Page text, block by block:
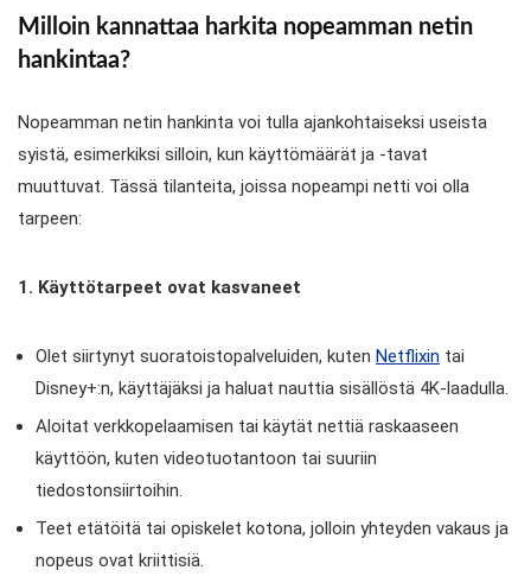
Milloin kannattaa harkita nopeamman netin
hankintaa?
Nopeamman netin hankinta voi tulla ajankohtaiseksi useista
syistä, esimerkiksi silloin, kun käyttömäärät ja -tavat
muuttuvat. Tässä tilanteita, joissa nopeampi netti voi olla
tarpeen:
1. Käyttötarpeet ovat kasvaneet
Olet siirtynyt suoratoistopalveluiden, kuten Netflixin tai
Disney+:n, käyttäjäksi ja haluat nauttia sisällöstä 4K-laadulla.
Aloitat verkkopelaamisen tai käytät nettiä raskaaseen
käyttöön, kuten videotuotantoon tai suuriin
tiedostonsiirtoihin.
Teet etätöitä tai opiskelet kotona, jolloin yhteyden vakaus ja
nopeus ovat kriittisiä.